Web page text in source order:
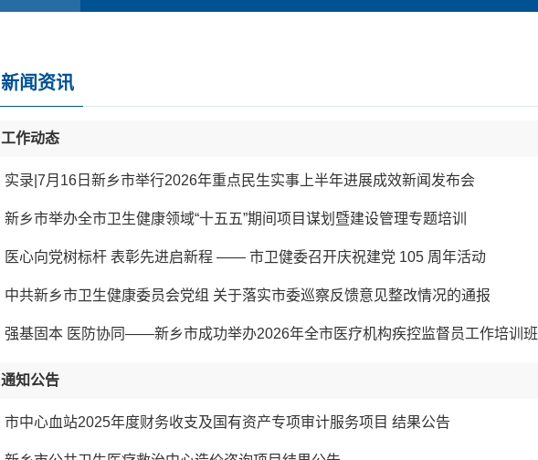
新闻资讯
工作动态
实录|7月16日新乡市举行2026年重点民生实事上半年进展成效新闻发布会
新乡市举办全市卫生健康领域“十五五”期间项目谋划暨建设管理专题培训
医心向党树标杆 表彰先进启新程 —— 市卫健委召开庆祝建党 105 周年活动
中共新乡市卫生健康委员会党组 关于落实市委巡察反馈意见整改情况的通报
强基固本 医防协同——新乡市成功举办2026年全市医疗机构疾控监督员工作培训班
通知公告
市中心血站2025年度财务收支及国有资产专项审计服务项目 结果公告